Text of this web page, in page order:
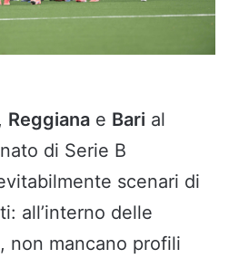
, Reggiana e Bari al
di Serie B
scenari di
all’interno delle
non mancano profili